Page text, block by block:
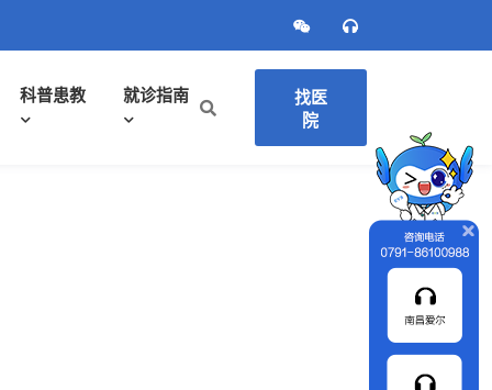
科普患教 就诊指南
找医
院